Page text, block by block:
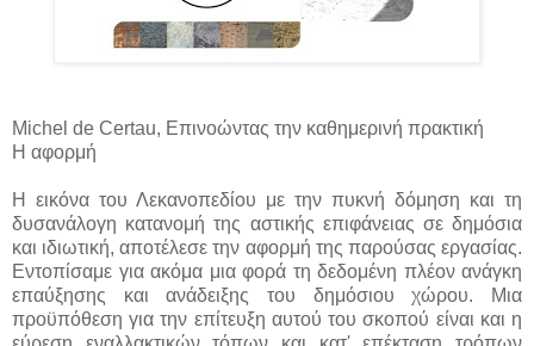
Michel de Certau, Επινοώντας την καθημερινή πρακτική
Η αφορμή
Η εικόνα του Λεκανοπεδίου με την πυκνή δόμηση και τη
δυσανάλογη κατανομή της αστικής επιφάνειας σε δημόσια
και ιδιωτική, αποτέλεσε την αφορμή της παρούσας εργασίας.
Εντοπίσαμε για ακόμα μια φορά τη δεδομένη πλέον ανάγκη
επαύξησης και ανάδειξης του δημόσιου χώρου. Μια
προϋπόθεση για την επίτευξη αυτού του σκοπού είναι και η